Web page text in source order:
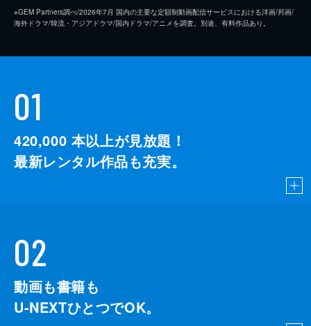
※GEM Partners調べ/2026年7⽉ 国内の主要な定額制動画配信サービスにおける洋画/邦画/
海外ドラマ/韓流・アジアドラマ/国内ドラマ/アニメを調査。別途、有料作品あり。
01
420,000 本以上が見放題！
最新レンタル作品も充実。
02
動画も書籍も
U-NEXTひとつでOK。